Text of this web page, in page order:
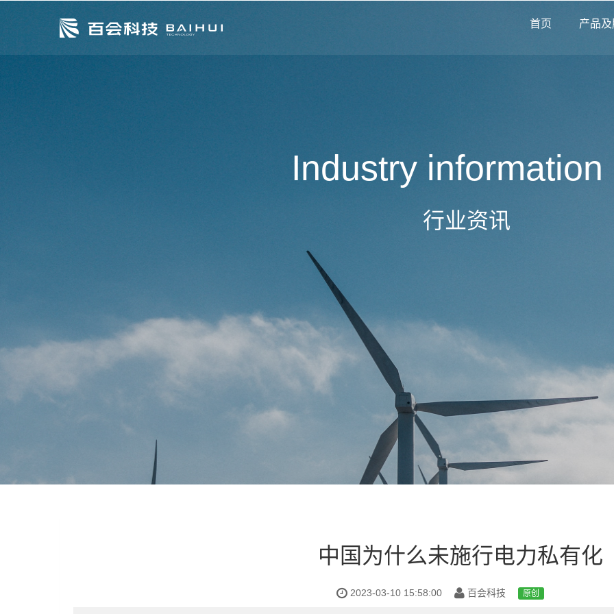
首页 产品
当前位置： 首页 行业资讯
行业资讯
Industry information
中国为什么未施行电力私有化
2023-03-10 15:58:00 百会科技 原创